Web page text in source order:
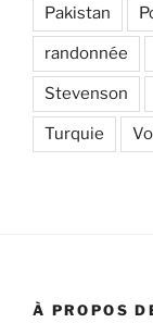
Pakistan
randonnée
Stevenson
Turquie
À PROPOS